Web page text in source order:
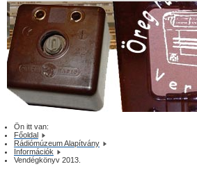
Ön itt van:
Főoldal
Rádiómúzeum Alapítvány
Információk
Vendégkönyv 2013.